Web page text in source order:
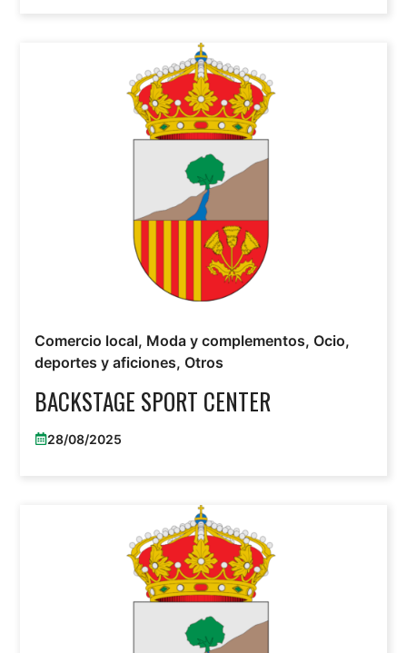
Comercio local, Moda y complementos, Ocio,
deportes y aficiones, Otros
BACKSTAGE SPORT CENTER
28/08/2025